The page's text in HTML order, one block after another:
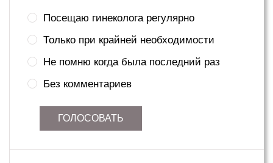
Посещаю гинеколога регулярно
Только при крайней необходимости
Не помню когда была последний раз
Без комментариев
ГОЛОСОВАТЬ